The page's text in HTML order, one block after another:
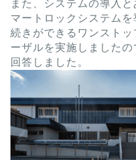
また、システムの導入
マートロックシステム
続きができるワンスト
ーザルを実施しました
回答しました。